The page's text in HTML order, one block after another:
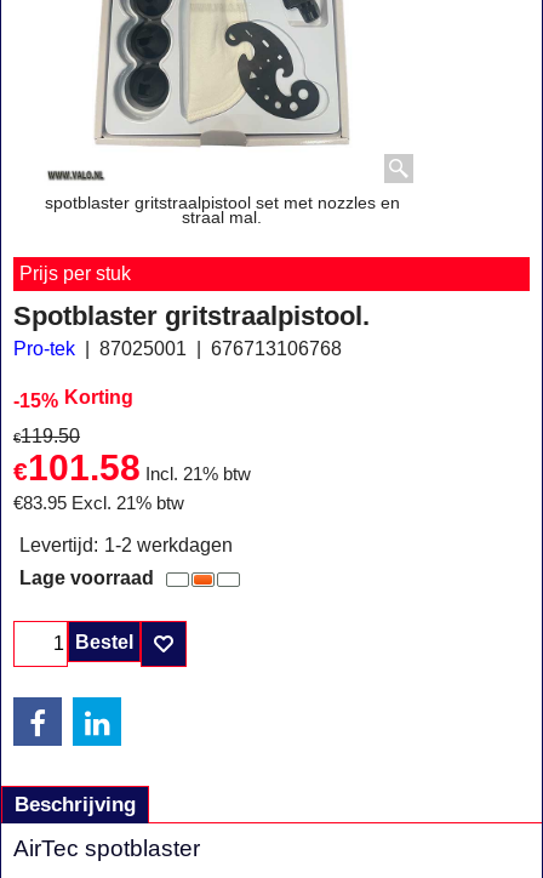
spotblaster gritstraalpistool set met nozzles en
straal mal.
Prijs per stuk
Spotblaster gritstraalpistool.
Pro-tek 87025001 676713106768
-15% Korting
€119.50
€101.58
Incl. 21% btw
€83.95 Excl. 21% btw
Levertijd: 1-2 werkdagen
Lage voorraad
Bestel
Beschrijving
AirTec spotblaster